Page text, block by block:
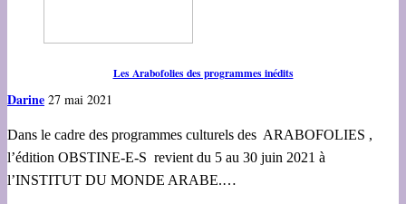
Les Arabofolies des programmes inédits
Darine 27 mai 2021
Dans le cadre des programmes culturels des ARABOFOLIES ,
l’édition OBSTINE-E-S revient du 5 au 30 juin 2021 à
l’INSTITUT DU MONDE ARABE.…